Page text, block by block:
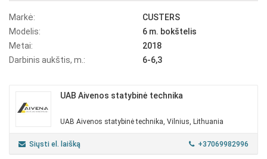
Markė:
CUSTERS
Modelis:
6 m. bokštelis
Metai:
2018
Darbinis aukštis, m.:
6-6,3
UAB Aivenos statybinė technika
UAB Aivenos statybinė technika, Vilnius, Lithuania
Siųsti el. laišką +37069982996